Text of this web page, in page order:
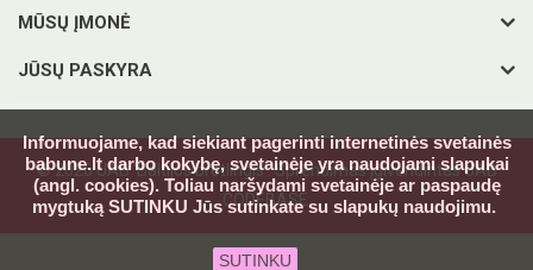
MŪSŲ ĮMONĖ
JŪSŲ PASKYRA
Informuojame, kad siekiant pagerinti internetinės svetainės
babune.lt darbo kokybę, svetainėje yra naudojami slapukai
(angl. cookies). Toliau naršydami svetainėje ar paspaudę
mygtuką SUTINKU Jūs sutinkate su slapukų naudojimu.
SUTINKU
© 2026 UAB 'Baltijos bretlingis'. Sprendimas įgivendintas UAB
CODEBASE.